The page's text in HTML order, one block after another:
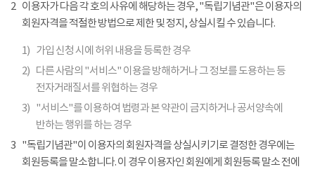
2 이용자가 다음 각 호의 사유에 해당하는 경우, "독립기념관"은 이용자의
회원자격을 적절한 방법으로 제한 및 정지, 상실시킬 수 있습니다.
1) 가입 신청 시에 허위 내용을 등록한 경우
2) 다른 사람의 "서비스" 이용을 방해하거나 그 정보를 도용하는 등
전자거래질서를 위협하는 경우
3) "서비스"를 이용하여 법령과 본 약관이 금지하거나 공서양속에
반하는 행위를 하는 경우
3 "독립기념관"이 이용자의 회원자격을 상실시키기로 결정한 경우에는
회원등록을 말소합니다. 이 경우 이용자인 회원에게 회원등록 말소 전에